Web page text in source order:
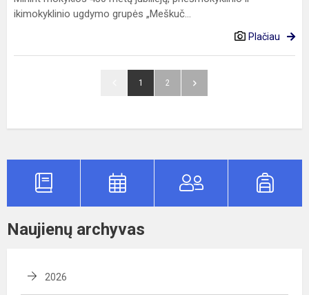
ikimokyklinio ugdymo grupės „Meškuč...
Plačiau
1 2
Naujienų archyvas
2026